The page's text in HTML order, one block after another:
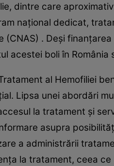
dintre care
naţional dedicat,
(CNAS) . Deşi
acestei boli în
al Hemofiliei
Lipsa unei abordări
la tratament şi
asupra
a administrării
la tratament, ceea